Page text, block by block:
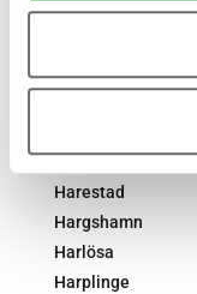
Hammarö
Hamneda
Haninge
Harestad
Hargshamn
Harlösa
Harplinge